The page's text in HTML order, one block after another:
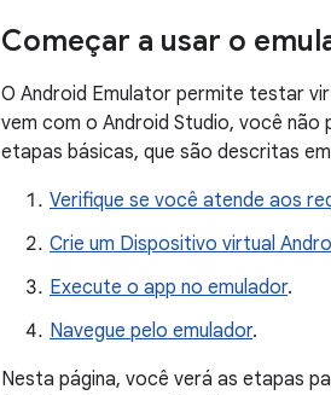
Começar a usar o
O Android Emulator permite testar
vem com o Android Studio, você
etapas básicas, que são descritas
Verifique se você atende aos
Crie um Dispositivo virtual
Execute o app no emulador.
Navegue pelo emulador.
Nesta página, você verá as etapas